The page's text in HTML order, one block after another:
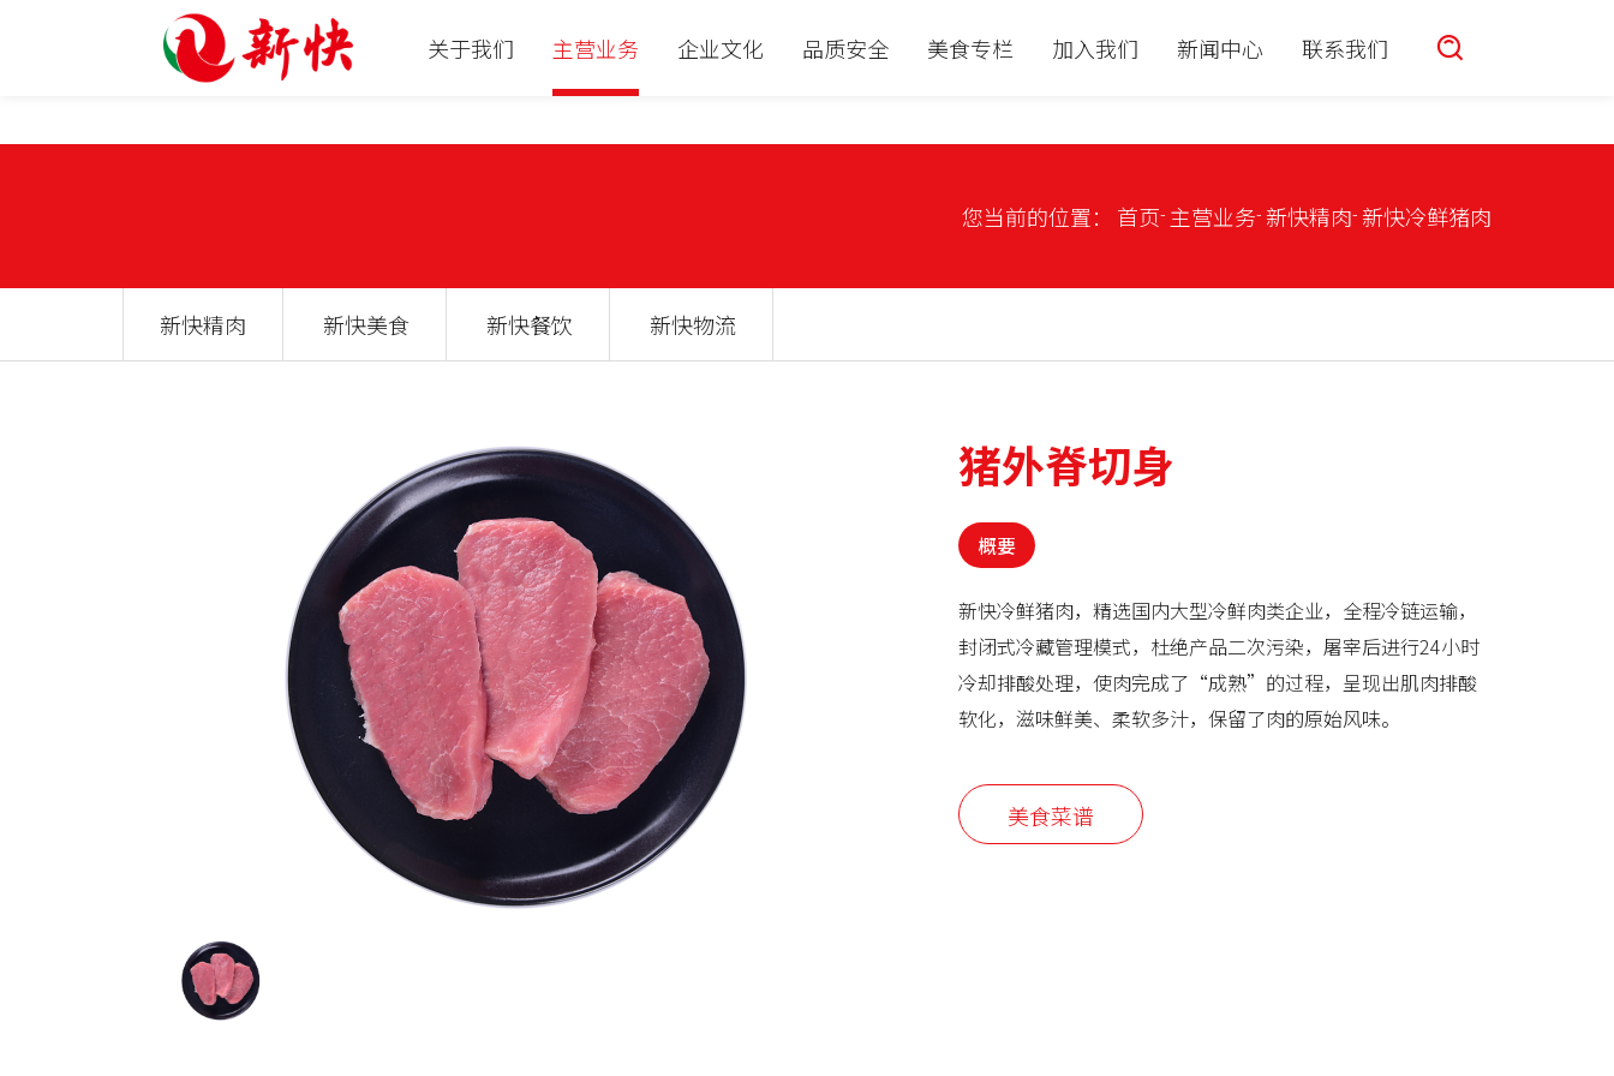
关于我们 主营业务 企业文化 品质安全 美食专栏 加入我们 新闻中心 联系我们
您当前的位置： 首页 主营业务 新快精肉 新快冷鲜猪肉
新快精肉 新快美食 新快餐饮 新快物流
猪外脊切身
概要
新快冷鲜猪肉，精选国内大型冷鲜肉类企业，全程冷链运输，
封闭式冷藏管理模式，杜绝产品二次污染，屠宰后进行24小时
冷却排酸处理，使肉完成了“成熟”的过程，呈现出肌肉排酸
软化，滋味鲜美、柔软多汁，保留了肉的原始风味。
美食菜谱